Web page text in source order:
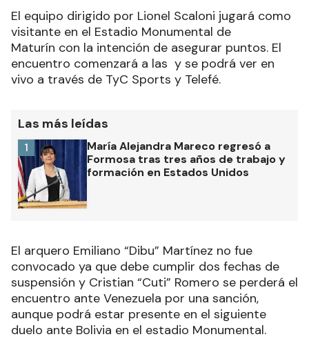
El equipo dirigido por Lionel Scaloni jugará como
visitante en el Estadio Monumental de
Maturín con la intención de asegurar puntos. El
encuentro comenzará a las y se podrá ver en
vivo a través de TyC Sports y Telefé.
Las más leídas
María Alejandra Mareco regresó a
Formosa tras tres años de trabajo y
formación en Estados Unidos
1
El arquero Emiliano “Dibu” Martínez no fue
convocado ya que debe cumplir dos fechas de
suspensión y Cristian “Cuti” Romero se perderá el
encuentro ante Venezuela por una sanción,
aunque podrá estar presente en el siguiente
duelo ante Bolivia en el estadio Monumental.